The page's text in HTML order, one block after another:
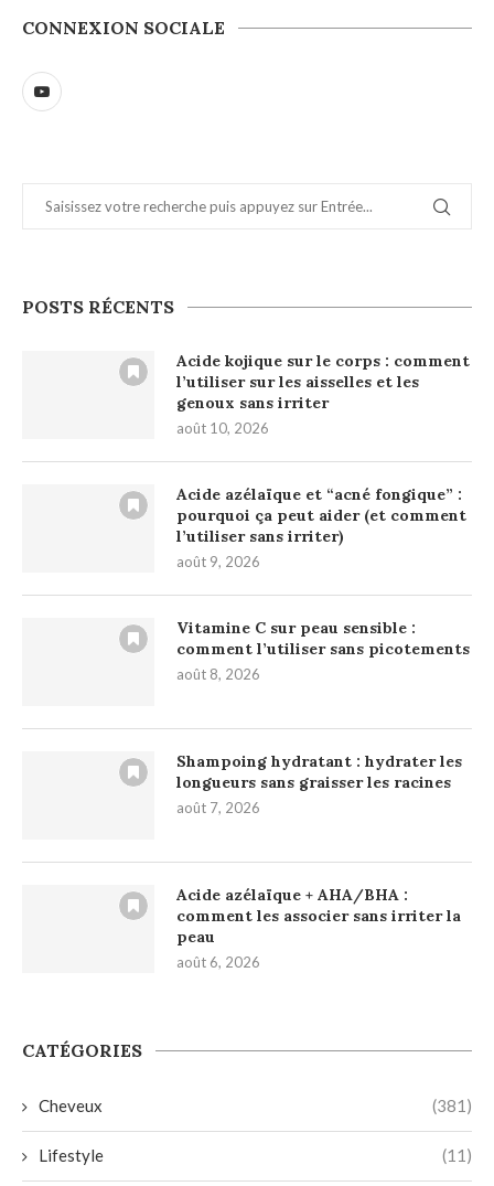
CONNEXION SOCIALE
POSTS RÉCENTS
Acide kojique sur le corps : comment
l’utiliser sur les aisselles et les
genoux sans irriter
août 10, 2026
Acide azélaïque et “acné fongique” :
pourquoi ça peut aider (et comment
l’utiliser sans irriter)
août 9, 2026
Vitamine C sur peau sensible :
comment l’utiliser sans picotements
août 8, 2026
Shampoing hydratant : hydrater les
longueurs sans graisser les racines
août 7, 2026
Acide azélaïque + AHA/BHA :
comment les associer sans irriter la
peau
août 6, 2026
CATÉGORIES
Cheveux (381)
Lifestyle (11)